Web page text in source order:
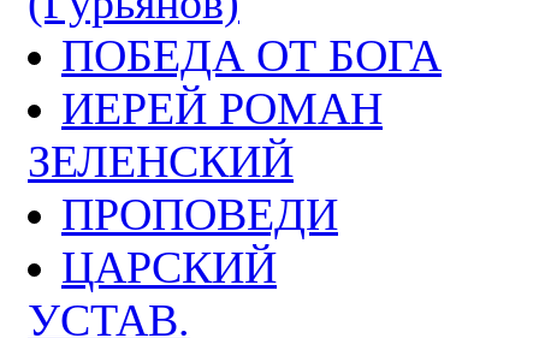
ПОБЕДА ОТ БОГА
ИЕРЕЙ РОМАН
ЗЕЛЕНСКИЙ
ПРОПОВЕДИ
ЦАРСКИЙ
УСТАВ.